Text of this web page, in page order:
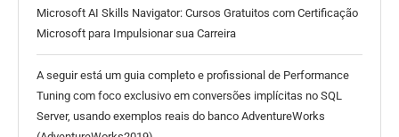
Microsoft AI Skills Navigator: Cursos Gratuitos com Certificação
Microsoft para Impulsionar sua Carreira
A seguir está um guia completo e profissional de Performance
Tuning com foco exclusivo em conversões implícitas no SQL
Server, usando exemplos reais do banco AdventureWorks